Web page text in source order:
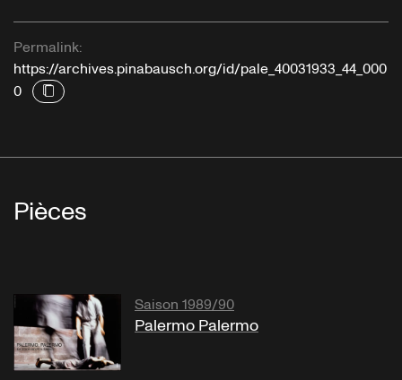
Permalink:
https://archives.pinabausch.org/id/pale_40031933_44_000
0
Pièces
Saison 1989/90
Palermo Palermo